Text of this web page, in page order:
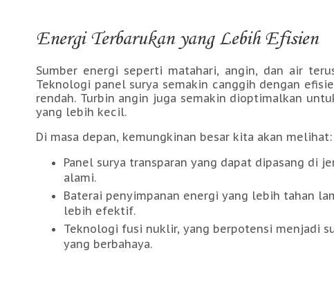
Energi Terbarukan yang Lebih Efisien
Sumber energi seperti matahari, angin, dan air
Teknologi panel surya semakin canggih dengan
rendah. Turbin angin juga semakin dioptimalkan
yang lebih kecil.
Di masa depan, kemungkinan besar kita akan melihat:
Panel surya transparan yang dapat dipasang di
alami.
Baterai penyimpanan energi yang lebih tahan
lebih efektif.
Teknologi fusi nuklir, yang berpotensi menjadi
yang berbahaya.